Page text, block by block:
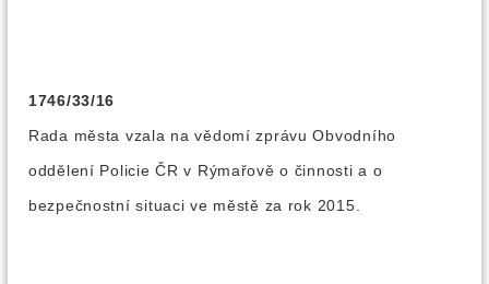
1746/33/16
Rada města vzala na vědomí zprávu Obvodního
oddělení Policie ČR v Rýmařově o činnosti a o
bezpečnostní situaci ve městě za rok 2015.